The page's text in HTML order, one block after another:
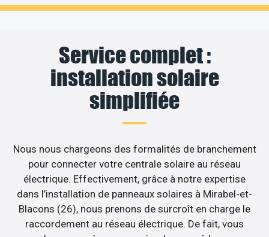
Service complet :
installation solaire
simplifiée
Nous nous chargeons des formalités de branchement
pour connecter votre centrale solaire au réseau
électrique. Effectivement, grâce à notre expertise
dans l’installation de panneaux solaires à Mirabel-et-
Blacons (26), nous prenons de surcroît en charge le
raccordement au réseau électrique. De fait, vous